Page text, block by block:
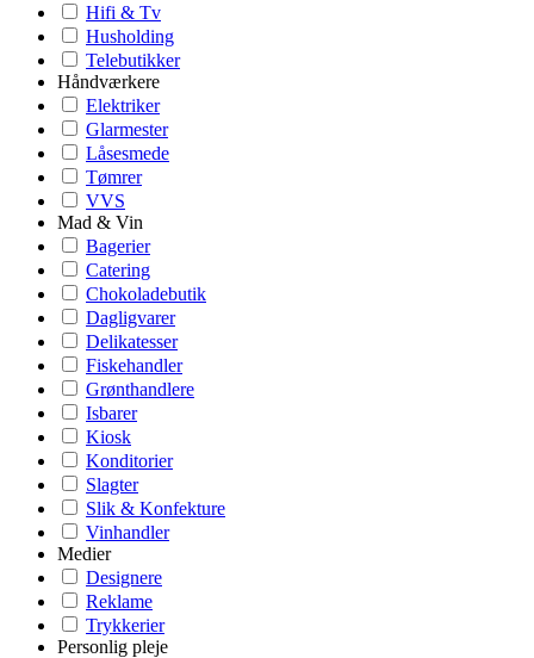
Hifi & Tv
Husholding
Telebutikker
Håndværkere
Elektriker
Glarmester
Låsesmede
Tømrer
VVS
Mad & Vin
Bagerier
Catering
Chokoladebutik
Dagligvarer
Delikatesser
Fiskehandler
Grønthandlere
Isbarer
Kiosk
Konditorier
Slagter
Slik & Konfekture
Vinhandler
Medier
Designere
Reklame
Trykkerier
Personlig pleje